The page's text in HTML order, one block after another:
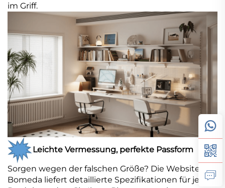
im Griff.
Leichte Vermessung, perfekte Passform
Sorgen wegen der falschen Größe? Die Website von
Bomeda liefert detaillierte Spezifikationen für jedes